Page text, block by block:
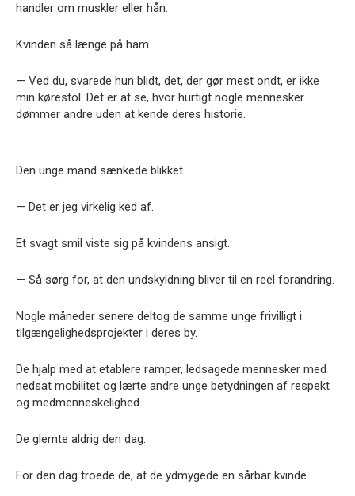
handler om muskler eller hån.
Kvinden så længe på ham.
— Ved du, svarede hun blidt, det, der gør mest ondt, er ikke
min kørestol. Det er at se, hvor hurtigt nogle mennesker
dømmer andre uden at kende deres historie.
Den unge mand sænkede blikket.
— Det er jeg virkelig ked af.
Et svagt smil viste sig på kvindens ansigt.
— Så sørg for, at den undskyldning bliver til en reel forandring.
Nogle måneder senere deltog de samme unge frivilligt i
tilgængelighedsprojekter i deres by.
De hjalp med at etablere ramper, ledsagede mennesker med
nedsat mobilitet og lærte andre unge betydningen af respekt
og medmenneskelighed.
De glemte aldrig den dag.
For den dag troede de, at de ydmygede en sårbar kvinde.